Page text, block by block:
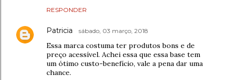
RESPONDER
Patricia sábado, 03 março, 2018
Essa marca costuma ter produtos bons e de
preço acessível. Achei essa que essa base tem
um ótimo custo-benefício, vale a pena dar uma
chance.